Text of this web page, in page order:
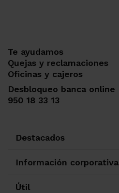
Te ayudamos
Quejas y reclamaciones
Oficinas y cajeros
Desbloqueo banca online
950 18 33 13
Destacados
Información corporativa
Útil